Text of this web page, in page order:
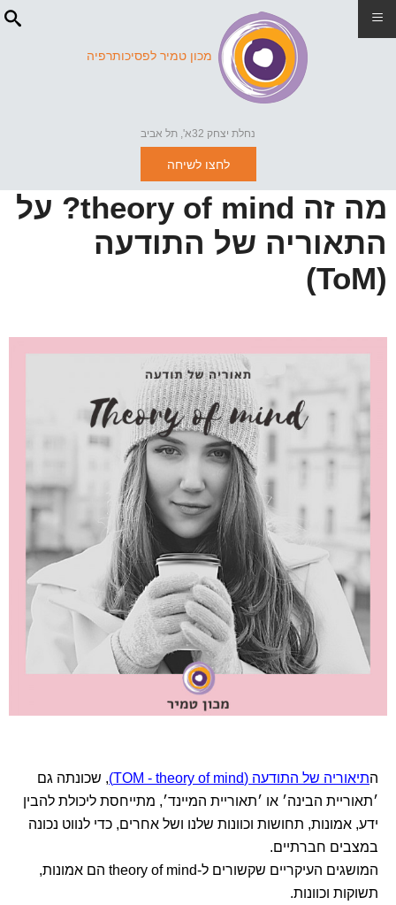
מכון טמיר לפסיכותרפיה
נחלת יצחק 32א', תל אביב
לחצו לשיחה
מה זה theory of mind? על
התאוריה של התודעה
(ToM)
התיאוריה של התודעה (TOM - theory of mind)
, שכונתה גם
׳תאוריית הבינה׳ או ׳תאוריית המיינד׳, מתייחסת ליכולת להבין
ידע, אמונות, תחושות וכוונות שלנו ושל אחרים, כדי לנווט נכונה
במצבים חברתיים.
המושגים העיקריים שקשורים ל-theory of mind הם אמונות,
תשוקות וכוונות.
≡